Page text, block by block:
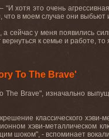
хотя это очень
в моем случае они выбьют
сейчас у меня появились
к семье и работе, то
To The Brave'
The Brave", изначально
классического
хэви-металлическом
шоком", - вспоминает